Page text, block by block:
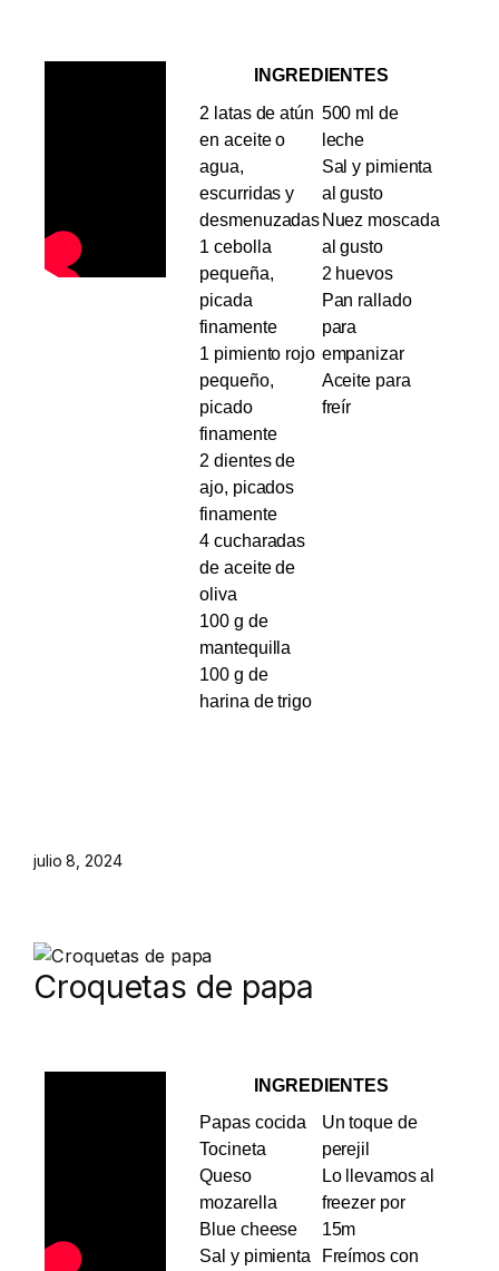
INGREDIENTES
2 latas de atún
en aceite o
agua,
escurridas y
desmenuzadas
1 cebolla
pequeña,
picada
finamente
1 pimiento rojo
pequeño,
picado
finamente
2 dientes de
ajo, picados
finamente
4 cucharadas
de aceite de
oliva
100 g de
mantequilla
100 g de
harina de trigo
500 ml de
leche
Sal y pimienta
al gusto
Nuez moscada
al gusto
2 huevos
Pan rallado
para
empanizar
Aceite para
freír
julio 8, 2024
Croquetas de papa
INGREDIENTES
Papas cocida
Tocineta
Queso
mozarella
Blue cheese
Sal y pimienta
Un toque de
perejil
Lo llevamos al
freezer por
15m
Freímos con